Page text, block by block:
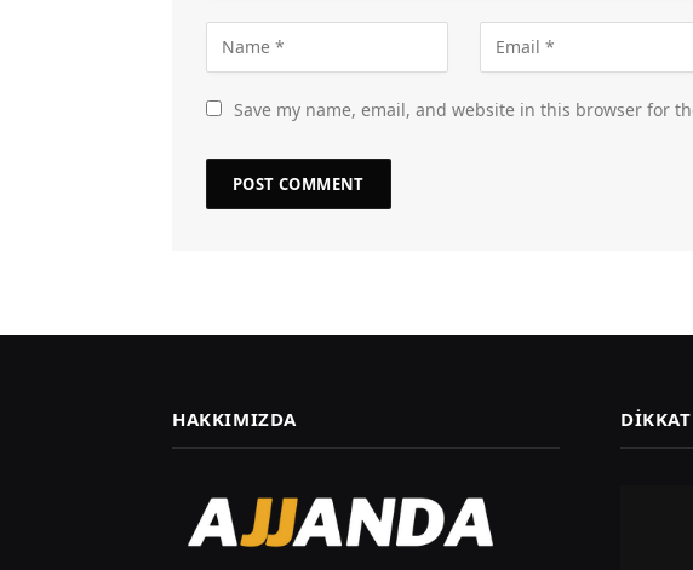
Save my name, email, and website in this browser for
HAKKIMIZDA